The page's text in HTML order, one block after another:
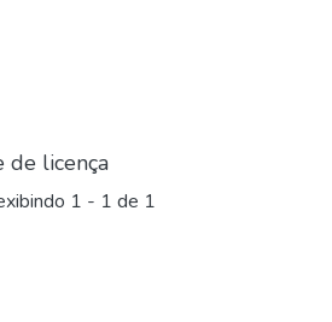
de licença
1 - 1 de 1